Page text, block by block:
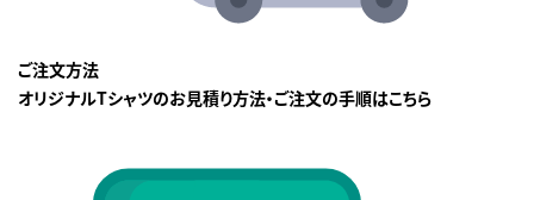
ご注文方法
オリジナルTシャツのお見積り方法・ご注文の手順はこちら